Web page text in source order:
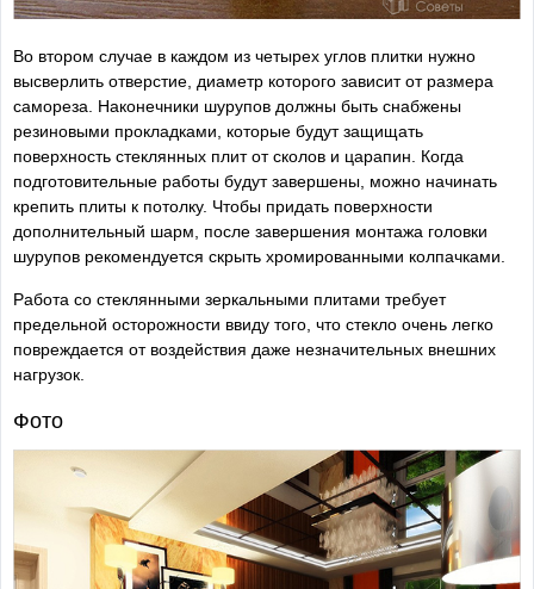
Во втором случае в каждом из четырех углов плитки нужно
высверлить отверстие, диаметр которого зависит от размера
самореза. Наконечники шурупов должны быть снабжены
резиновыми прокладками, которые будут защищать
поверхность стеклянных плит от сколов и царапин. Когда
подготовительные работы будут завершены, можно начинать
крепить плиты к потолку. Чтобы придать поверхности
дополнительный шарм, после завершения монтажа головки
шурупов рекомендуется скрыть хромированными колпачками.
Работа со стеклянными зеркальными плитами требует
предельной осторожности ввиду того, что стекло очень легко
повреждается от воздействия даже незначительных внешних
нагрузок.
Фото